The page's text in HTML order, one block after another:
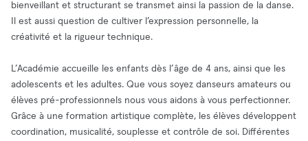
bienveillant et structurant se transmet ainsi la passion de la danse.
Il est aussi question de cultiver l’expression personnelle, la
créativité et la rigueur technique.
L’Académie accueille les enfants dès l’âge de 4 ans, ainsi que les
adolescents et les adultes. Que vous soyez danseurs amateurs ou
élèves pré-professionnels nous vous aidons à vous perfectionner.
Grâce à une formation artistique complète, les élèves développent
coordination, musicalité, souplesse et contrôle de soi. Différentes